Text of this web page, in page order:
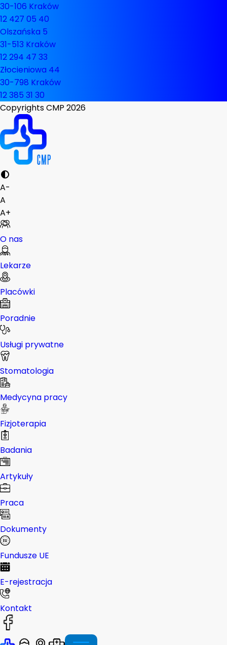
30-106 Kraków
12 427 05 40
Olszańska 5
31-513 Kraków
12 294 47 33
Złocieniowa 44
30-798 Kraków
12 385 31 30
Copyrights CMP 2026
A-
A
A+
O nas
Lekarze
Placówki
Poradnie
Usługi prywatne
Stomatologia
Medycyna pracy
Fizjoterapia
Badania
Artykuły
Praca
Dokumenty
Fundusze UE
E-rejestracja
Kontakt